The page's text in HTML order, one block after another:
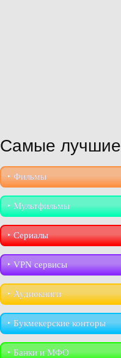
Самые лучшие
‣︎ Фильмы
‣︎ Мультфильмы
‣︎ Сериалы
‣︎ VPN сервисы
‣︎ Аудиокниги
‣︎ Букмекерские конторы
‣︎ Банки и МФО